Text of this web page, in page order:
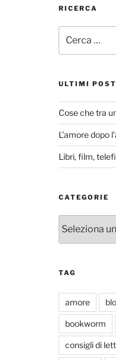
RICERCA
ULTIMI POST
Cose che tra
L’amore dopo
Libri, film,
CATEGORIE
TAG
amore
bookworm
consigli di